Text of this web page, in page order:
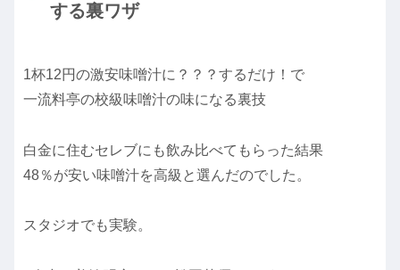
する裏ワザ
1杯12円の激安味噌汁に？？？するだけ！で
一流料亭の校級味噌汁の味になる裏技
白金に住むセレブにも飲み比べてもらった結果
48％が安い味噌汁を高級と選んだのでした。
スタジオでも実験。